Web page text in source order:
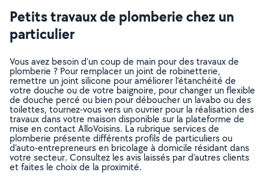
Petits travaux de plomberie chez un
particulier
Vous avez besoin d’un coup de main pour des travaux de
plomberie ? Pour remplacer un joint de robinetterie,
remettre un joint silicone pour améliorer l’étanchéité de
votre douche ou de votre baignoire, pour changer un flexible
de douche percé ou bien pour déboucher un lavabo ou des
toilettes, tournez-vous vers un ouvrier pour la réalisation des
travaux dans votre maison disponible sur la plateforme de
mise en contact AlloVoisins. La rubrique services de
plomberie présente différents profils de particuliers ou
d’auto-entrepreneurs en bricolage à domicile résidant dans
votre secteur. Consultez les avis laissés par d’autres clients
et faites le choix de la proximité.